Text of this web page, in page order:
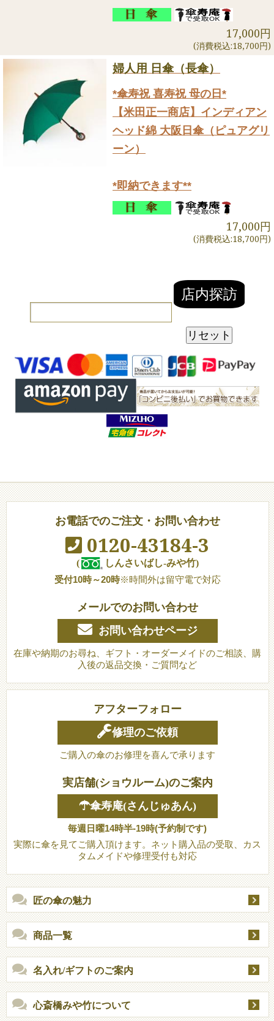
17,000円
(消費税込:18,700円)
婦人用 日傘（長傘）
*傘寿祝 喜寿祝 母の日*
【米田正一商店】インディアン
ヘッド綿 大阪日傘（ピュアグリ
ーン）
*即納できます**
17,000円
(消費税込:18,700円)
お電話でのご注文・お問い合わせ
0120-43184-3
(
しんさいばし-みや竹)
受付10時～20時※時間外は留守電で対応
メールでのお問い合わせ
お問い合わせページ
在庫や納期のお尋ね、ギフト・オーダーメイドのご相談、購
入後の返品交換・ご質問など
アフターフォロー
修理のご依頼
ご購入の傘のお修理を喜んで承ります
実店舗(ショウルーム)のご案内
☂傘寿庵(さんじゅあん)
毎週日曜14時半-19時(予約制です)
実際に傘を見てご購入頂けます。ネット購入品の受取、カス
タムメイドや修理受付も対応
匠の傘の魅力
商品一覧
名入れ/ギフトのご案内
心斎橋みや竹について